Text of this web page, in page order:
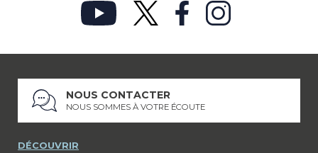
NOUS CONTACTER
NOUS SOMMES À VOTRE ÉCOUTE
DÉCOUVRIR